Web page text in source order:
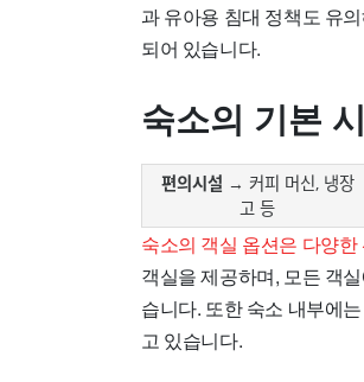
과 유아용 침대 정책도 유
되어 있습니다.
숙소의 기본
편의시설 → 커피 머신, 냉장
고 등
숙소의 객실 옵션은 다양
객실을 제공하며, 모든 객
습니다. 또한 숙소 내부에
고 있습니다.